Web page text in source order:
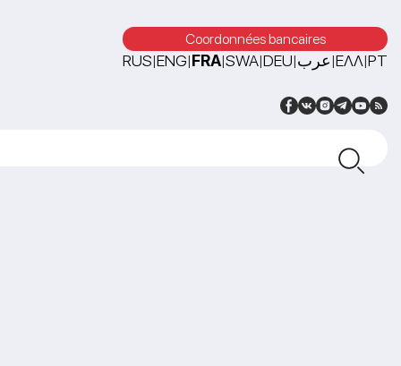
Coordonnées bancaires
RUS|ENG|FRA|SWA|DEU|عرب|ΕΛΛ|PT